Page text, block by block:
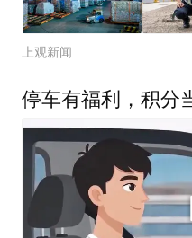
上观新闻
停车有福利，积分